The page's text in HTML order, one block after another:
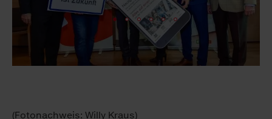
(Fotonachweis: Willy Kraus)